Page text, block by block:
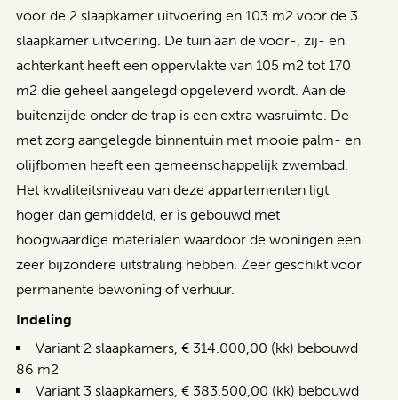
voor de 2 slaapkamer uitvoering en 103 m2 voor de 3
slaapkamer uitvoering. De tuin aan de voor-, zij- en
achterkant heeft een oppervlakte van 105 m2 tot 170
m2 die geheel aangelegd opgeleverd wordt. Aan de
buitenzijde onder de trap is een extra wasruimte. De
met zorg aangelegde binnentuin met mooie palm- en
olijfbomen heeft een gemeenschappelijk zwembad.
Het kwaliteitsniveau van deze appartementen ligt
hoger dan gemiddeld, er is gebouwd met
hoogwaardige materialen waardoor de woningen een
zeer bijzondere uitstraling hebben. Zeer geschikt voor
permanente bewoning of verhuur.
Indeling
Variant 2 slaapkamers, € 314.000,00 (kk) bebouwd
86 m2
Variant 3 slaapkamers, € 383.500,00 (kk) bebouwd